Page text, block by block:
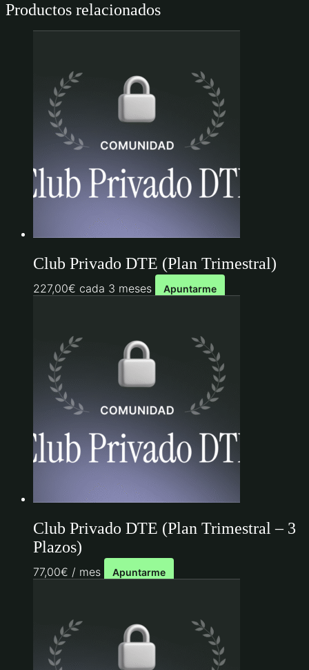
Productos relacionados
Club Privado DTE (Plan Trimestral)
227,00€ cada 3 meses Apuntarme
Club Privado DTE (Plan Trimestral – 3
Plazos)
77,00€ / mes Apuntarme